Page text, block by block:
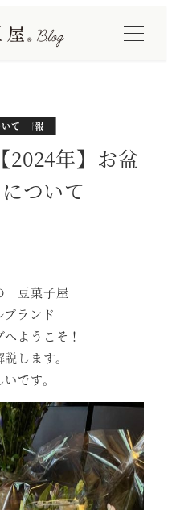
2024年】お盆
ついて
行事
製品情報
て
豆菓子屋
ランド
へようこそ！
します。
です。